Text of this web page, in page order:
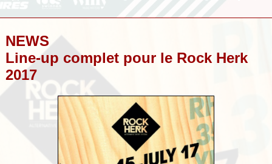
NEWS
Line-up complet pour le Rock Herk
2017